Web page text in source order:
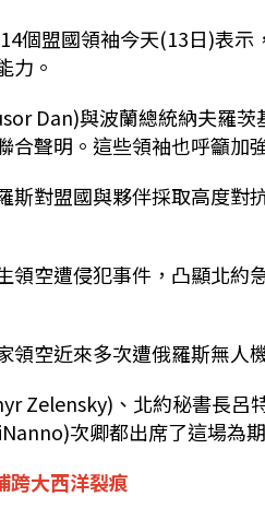
個盟國領袖今天(13日)表
力。
Dan)與波蘭總統納夫羅
合聲明。這些領袖也呼籲加
斯對盟國與夥伴採取高度對
領空遭侵犯事件，凸顯北約
領空近來多次遭俄羅斯無人
Zelensky)、北約秘書長
次卿都出席了這場為
跨大西洋裂痕